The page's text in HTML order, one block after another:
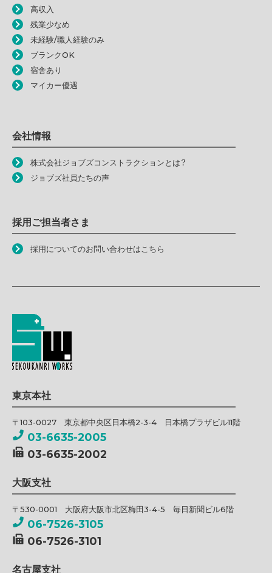
高収入
残業少なめ
未経験/職人経験のみ
ブランクOK
宿舎あり
マイカー優遇
会社情報
株式会社ジョブズコンストラクションとは？
ジョブズ社員たちの声
採用ご担当者さま
採用についてのお問い合わせはこちら
東京本社
〒103-0027 東京都中央区日本橋2-3-4 日本橋プラザビル11階
03-6635-2005
03-6635-2002
大阪支社
〒530-0001 大阪府大阪市北区梅田3-4-5 毎日新聞ビル6階
06-7526-3105
06-7526-3101
名古屋支社